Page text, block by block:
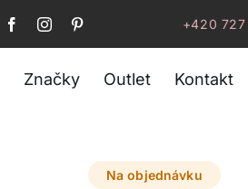
+420
Značky Outlet Kontakt
Na objednávku